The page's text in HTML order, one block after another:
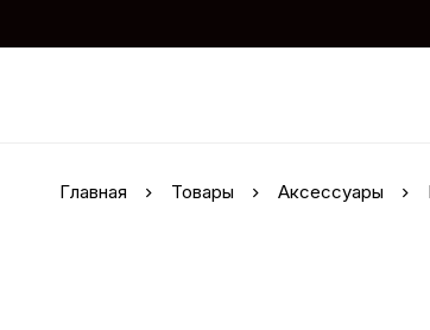
Главная Товары Аксессуары